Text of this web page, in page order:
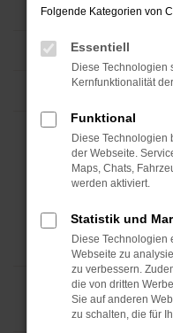
Folgende Kategorien von
Essentiell
Diese Technologien
Kernfunktionalität
Funktional
Diese Technologien
der Webseite.
Maps, Chats,
werden aktiviert.
Statistik und
Diese Technologien
Webseite zu
zu verbessern.
die von dritten
Sie auf anderen
zu schalten, die für